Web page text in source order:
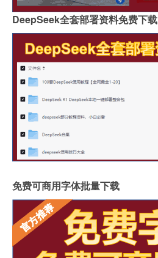
DeepSeek全套部署资料免费下载
免费可商用字体批量下载